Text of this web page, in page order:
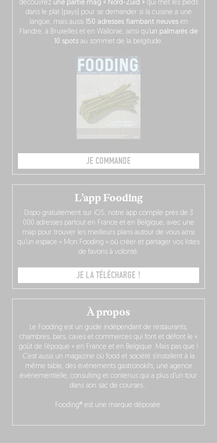
découvrez une partie mag « Nord-Zuid » qui met les pieds
dans le plat (pays) pour se demander si la cuisine a une
langue, mais aussi 150 adresses flambant neuvesen
Flandre, à Bruxelles et en Wallonie, ainsi qu’un palmarès de
10 spots au sommet de la belgitude.
JE COMMANDE
À propos
Le Fooding est un guide indépendant de restaurants,
chambres, bars, caves et commerces qui font et défont le «
goût de l’époque » en France et en Belgique. Mais pas que !
C’est aussi un magazine où food et société s’installent à la
même table, des événements gastronokifs, une agence
événementielle, consulting et contenus qui a plus d’un tour
dans son sac de courses…
Fooding® est une marque déposée.
L’app Fooding
Dispo gratuitement sur iOS, notre app compile près de 3
000 adresses partout en France et en Belgique, avec une
map pour trouver les meilleurs plans autour de vous ainsi
qu’un espace « Mon Fooding » où créer et partager vos listes
de favoris à volonté.
JE LA TÉLÉCHARGE !